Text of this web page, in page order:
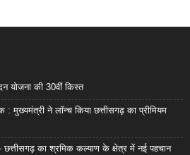
योजना की 30वीं किस्त
मुख्यमंत्री ने लॉन्च किया छत्तीसगढ़ का प्रीमियम
का श्रमिक कल्याण के क्षेत्र में नई पहचान